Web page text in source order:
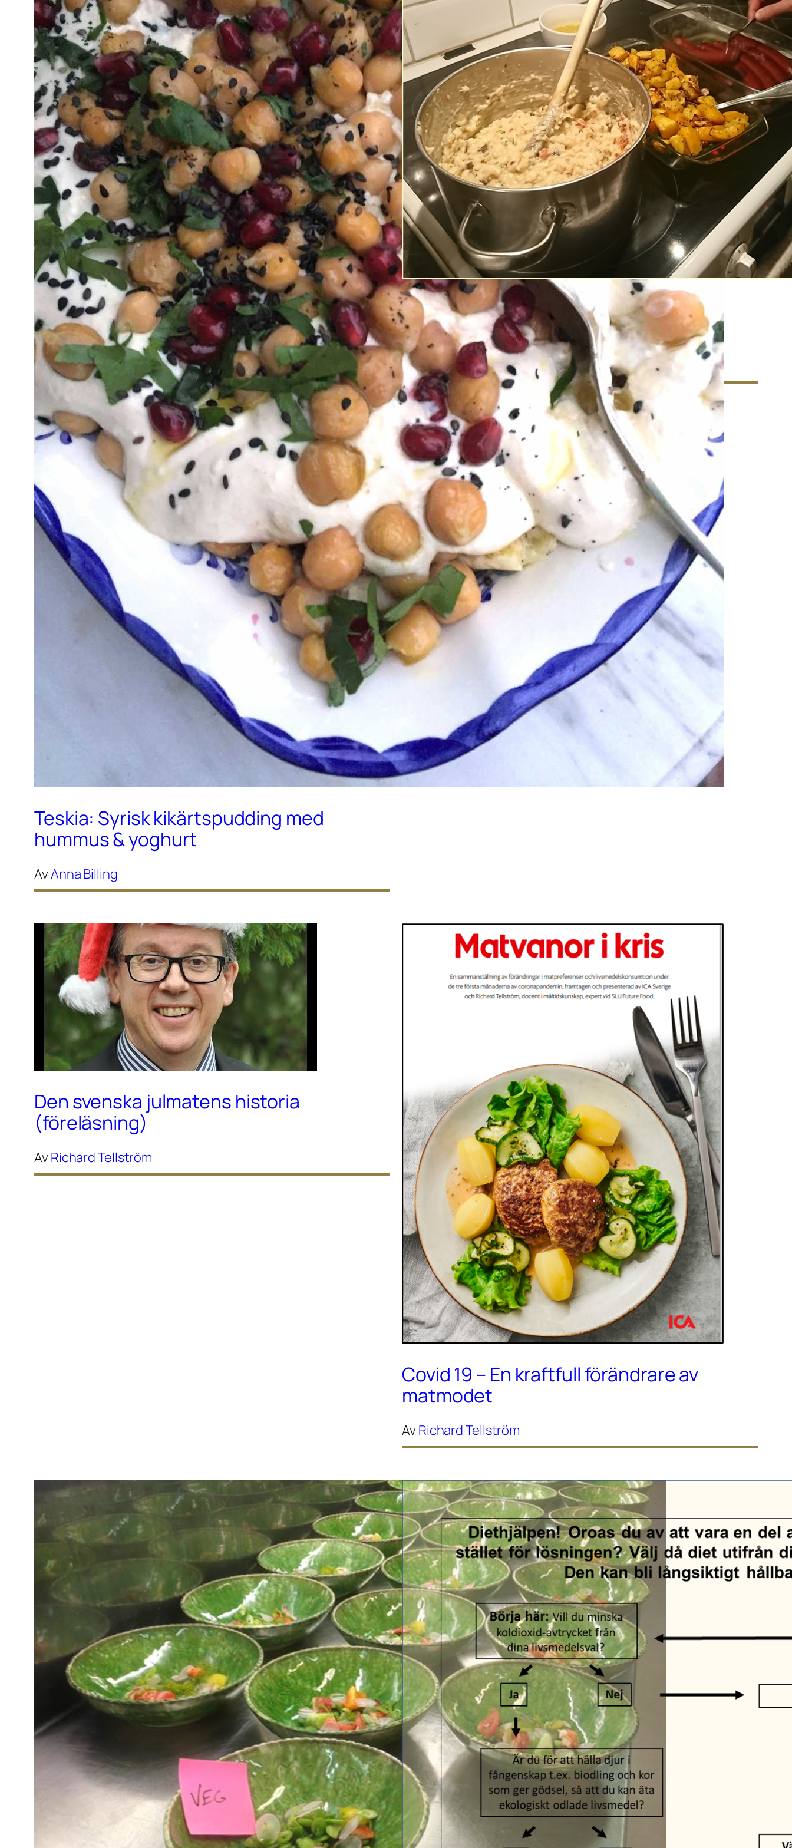
Teskia: Syrisk kikärtspudding med
hummus & yoghurt
AvAnna Billing
Post-Coronans matkultur – Ett nytt
förtroende för matkunnandet
AvRichard Tellström
Den svenska julmatens historia
(föreläsning)
AvRichard Tellström
Covid 19 – En kraftfull förändrare av
matmodet
AvRichard Tellström